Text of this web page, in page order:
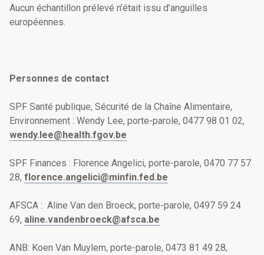
Aucun échantillon prélevé n’était issu d’anguilles
européennes.
Personnes de contact
SPF Santé publique, Sécurité de la Chaîne Alimentaire,
Environnement : Wendy Lee, porte-parole, 0477 98 01 02,
wendy.lee@health.fgov.be
SPF Finances : Florence Angelici, porte-parole, 0470 77 57
28, florence.angelici@minfin.fed.be
AFSCA : Aline Van den Broeck, porte-parole, 0497 59 24
69, aline.vandenbroeck@afsca.be
ANB: Koen Van Muylem, porte-parole, 0473 81 49 28,